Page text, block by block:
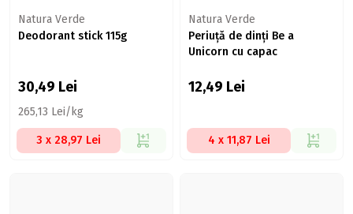
Natura Verde
Deodorant stick 115g
30,49 Lei
265,13 Lei/kg
3 x 28,97 Lei
Natura Verde
Periuță de dinți Be a
Unicorn cu capac
12,49 Lei
4 x 11,87 Lei